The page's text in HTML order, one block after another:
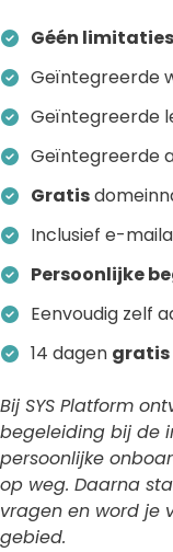
Géén limitaties
Geïntegreerde
Geïntegreerde
Geïntegreerde
Gratis
Inclusief e-
Persoonlijke
Eenvoudig zelf
14 dagen gratis
Bij SYS Platform
begeleiding bij de
persoonlijke
op weg. Daarna
vragen en word je
gebied.